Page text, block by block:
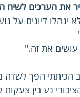
את הערכים לשיח
ינהלו דיונים על
את זה."
הכיתתי הפך לשדה
נע בין צעקות